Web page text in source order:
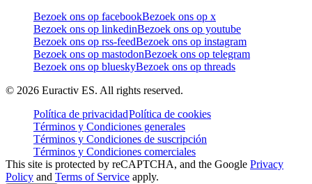
Bezoek ons op facebookBezoek ons op x
Bezoek ons op linkedinBezoek ons op youtube
Bezoek ons op rss-feedBezoek ons op instagram
Bezoek ons op mastodonBezoek ons op telegram
Bezoek ons op blueskyBezoek ons op threads
© 2026 Euractiv ES. All rights reserved.
Política de privacidadPolítica de cookies
Términos y Condiciones generales
Términos y Condiciones de suscripción
Términos y Condiciones comerciales
This site is protected by reCAPTCHA, and the Google Privacy
Policy and Terms of Service apply.